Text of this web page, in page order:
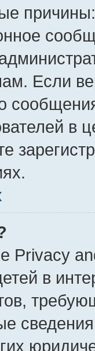
Если
в
Privacy
в